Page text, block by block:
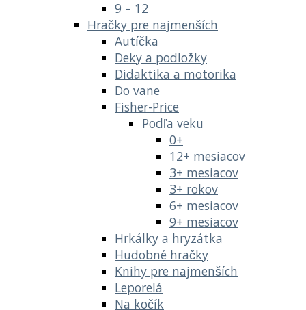
9 – 12
Hračky pre najmenších
Autíčka
Deky a podložky
Didaktika a motorika
Do vane
Fisher-Price
Podľa veku
0+
12+ mesiacov
3+ mesiacov
3+ rokov
6+ mesiacov
9+ mesiacov
Hrkálky a hryzátka
Hudobné hračky
Knihy pre najmenších
Leporelá
Na kočík